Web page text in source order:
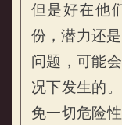
但是好在他
份，潜力还
问题，可能
况下发生的
免一切危险